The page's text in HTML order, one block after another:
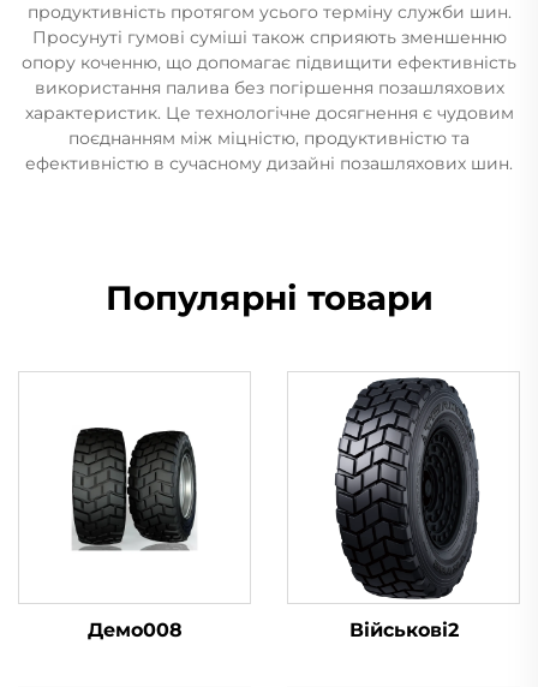
продуктивність протягом усього терміну служби шин.
Просунуті гумові суміші також сприяють зменшенню
опору коченню, що допомагає підвищити ефективність
використання палива без погіршення позашляхових
характеристик. Це технологічне досягнення є чудовим
поєднанням між міцністю, продуктивністю та
ефективністю в сучасному дизайні позашляхових шин.
Популярні товари
Демо008 Військові2